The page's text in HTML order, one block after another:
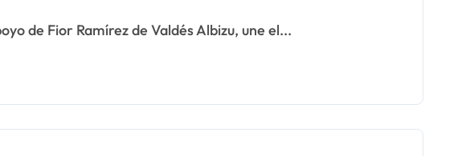
de Fior Ramírez de Valdés Albizu, une el...